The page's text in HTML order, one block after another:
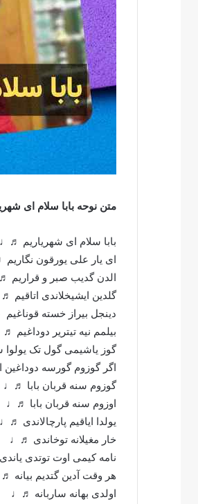
متن نوحه بابا سلام ای
بابا سلام ای شهریاریم ♬♩
ای یار علی یورقون
الدن گدیب صبر و قراریم
گلدین ایشیخلاندی اتاقیم
دینجل بیراز خسته
بیلمم نیه تیتریر دوداغیم
گوز یاشیمی گول تک
اگر گوزوم گورسه
گوزوم سنه قربان بابا ♬♩
اوزوم سنه قربان بابا ♬♩
یولدا ایاقیم پارچالاندی ♬♩
خار مغیلانه توخاندی ♬♩
نامه کیمی اوت توتدی
هر وقت آدین گتدیم بیانه
اولدی بهانه ساربانه ♬♩